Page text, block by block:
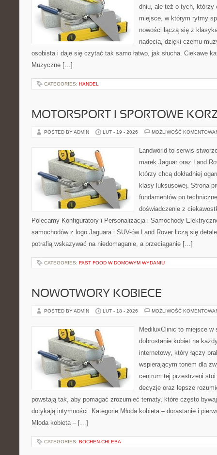
dniu, ale też o tych, którzy
miejsce, w którym rytmy
nowości łączą się z
nadęcia, dzięki czemu
osobista i daje się czytać tak samo łatwo, jak słucha. Ciekawe
Muzyczne […]
CATEGORIES: HANDEL
MOTORSPORT I SPORTOWE
POSTED BY ADMIN LUT - 19 - 2026 MOŻLIWOŚĆ
Landworld to serwis
marek Jaguar oraz Land
którzy chcą dokładniej
klasy luksusowej. Strona
fundamentów po
doświadczenie z
Polecamy Konfiguratory i Personalizacja i Samochody
samochodów z logo Jaguara i SUV-ów Land Rover liczą się
potrafią wskazywać na niedomaganie, a przeciąganie […]
CATEGORIES: FAST FOOD W DOMOWYM WYDANIU
NOWOTWORY KOBIECE
POSTED BY ADMIN LUT - 18 - 2026 MOŻLIWOŚĆ
MediluxClinic to miejsce
dobrostanie kobiet na
internetowy, który łączy
wspierającym tonem dla
centrum tej przestrzeni
decyzje oraz lepsze
powstają tak, aby pomagać zrozumieć tematy, które często
dotykają intymności. Kategorie Młoda kobieta – dorastanie i
Młoda kobieta – […]
CATEGORIES: BOCHEN-CHLEBA